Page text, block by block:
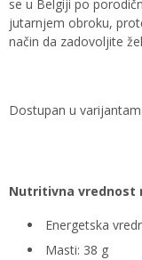
se u Belgiji po
jutarnjem obroku,
način da zadovoljite
Dostupan u
Nutritivna vrednost
Energetska
Masti: 38 g